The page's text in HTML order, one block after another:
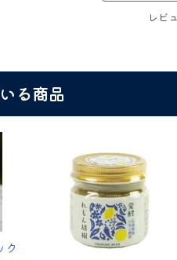
レビ
る商品
ク